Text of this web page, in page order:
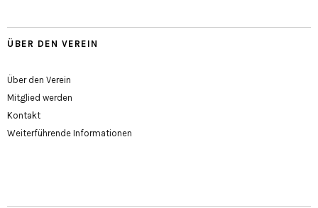
ÜBER DEN VEREIN
Über den Verein
Mitglied werden
Kontakt
Weiterführende Informationen